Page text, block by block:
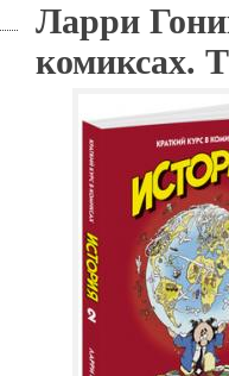
Ларри
комиксах.